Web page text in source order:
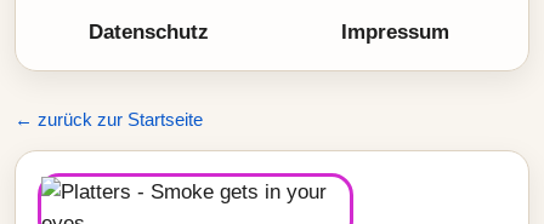
Datenschutz Impressum
← zurück zur Startseite